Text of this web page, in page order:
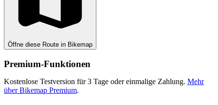
Öffne diese Route in Bikemap
Premium-Funktionen
Kostenlose Testversion für 3 Tage oder einmalige Zahlung. Mehr
über Bikemap Premium.